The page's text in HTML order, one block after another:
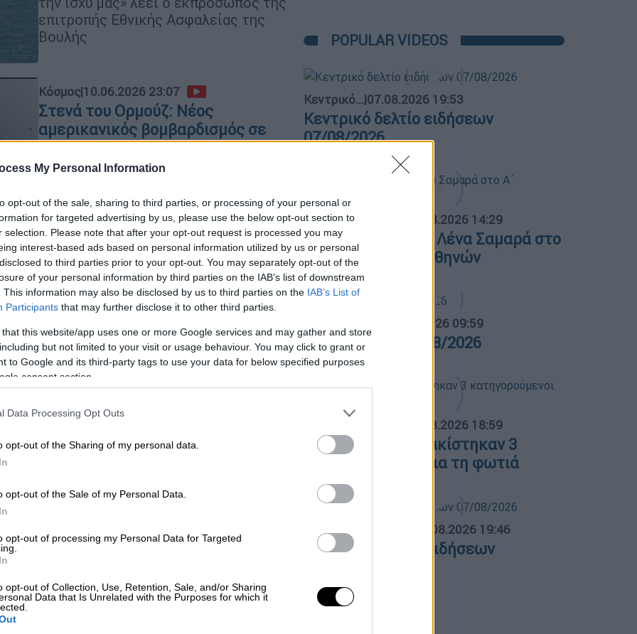
My Personal Information
opt-out of the sale, sharing to third parties, or processing of your personal or
for targeted advertising by us, please use the below opt-out section to
selection. Please note that after your opt-out request is processed you may
interest-based ads based on personal information utilized by us or personal
to third parties prior to your opt-out. You may separately opt-out of the
of your personal information by third parties on the IAB’s list of downstream
This information may also be disclosed by us to third parties on the IAB’s List of
Participants that may further disclose it to other third parties.
that this website/app uses one or more Google services and may gather and store
but not limited to your visit or usage behaviour. You may click to grant or
to Google and its third-party tags to use your data for below specified purposes
consent section.
Data Processing Opt Outs
opt-out of the Sharing of my personal data.
opt-out of the Sale of my Personal Data.
opt-out of processing my Personal Data for Targeted
opt-out of Collection, Use, Retention, Sale, and/or Sharing
Data that Is Unrelated with the Purposes for which it
επιτροπής Εθνικής Ασφαλείας της
Βουλής
Κόσμος|10.06.2026 23:07
Στενά του Ορμούζ: Νέος
αμερικανικός βομβαρδισμός σε
τάνκερ που «έσπασε» τον
αποκλεισμό - Δείτε βίντεο
επιτίθενται οι ΗΠΑ στο πλαίσιο
επιβολής ναυτικού αποκλεισμού του
Ιράν
Κόσμος|29.05.2026 05:10
Γιατί ο Τραμπ απείλησε να
βομβαρδίσει το Σουλτανάτο
εταίρο του Ομάν - Το «αγκάθι» του
Ορμούζ
Οι λόγοι που ο Αμερικανός πρόεδρος
απηύθυνε μια αυστηρή προειδοποίηση
προς έναν σύμμαχο των ΗΠΑ, σε
ένδειξη της αυξανόμενης έντασης
Λάθος εκ παραδρομής ή σκόπιμη
Το σουλτανάτο είναι παραδοσιακό
POPULAR VIDEOS
Κεντρικό...|07.08.2026 19:53
Κεντρικό δελτίο ειδήσεων
07/08/2026
ΑΠΟΣΠΑΣΜΑΤΑ... 07.08.2026 14:29
Μνημόσυνο για τη Λένα Σαμαρά στο
Α΄ Νεκροταφείο Αθηνών
07.08.2026 09:59
Ώρα Ελλάδος 07/08/2026
07.08.2026 18:59
Βοιωτία: Προφυλακίστηκαν 3
κατηγορούμενοι για τη φωτιά
ΑΘΛΗΤΙΚΟ ΔΕΛΤΙΟ 07.08.2026 19:46
Αθλητικό δελτίο ειδήσεων